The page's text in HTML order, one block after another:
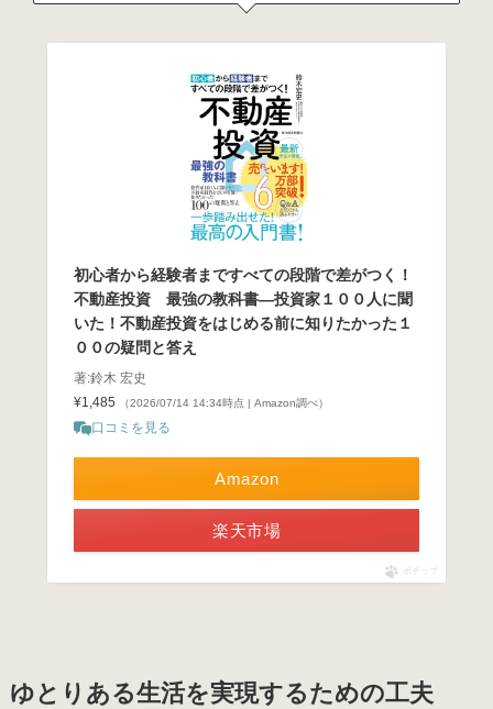
初心者から経験者まですべての段階で差がつく！
不動産投資 最強の教科書―投資家１００人に聞
いた！不動産投資をはじめる前に知りたかった１
００の疑問と答え
著:鈴木 宏史
¥1,485
（2026/07/14 14:34時点 | Amazon調べ）
口コミを見る
Amazon
楽天市場
ポチップ
ゆとりある生活を実現するための工夫